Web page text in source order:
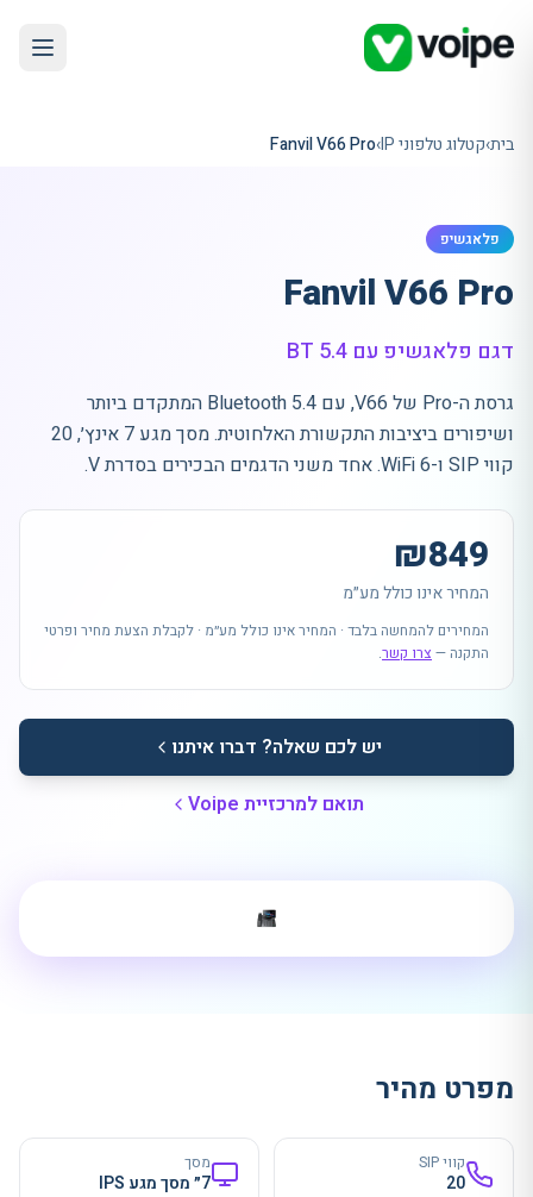
בית›קטלוג טלפוני IP ›
Fanvil V66 Pro
פלאגשיפ
Fanvil V66 Pro
דגם פלאגשיפ עם BT 5.4
גרסת ה-Pro של V66, עם Bluetooth 5.4 המתקדם ביותר
ושיפורים ביציבות התקשורת האלחוטית. מסך מגע 7 אינץ׳, 20
קווי SIP ו-WiFi 6. אחד משני הדגמים הבכירים בסדרת V.
₪849
המחיר אינו כולל מע״מ
המחירים להמחשה בלבד · המחיר אינו כולל מע״מ · לקבלת הצעת מחיר ופרטי
התקנה — צרו קשר.
יש לכם שאלה? דברו איתנו
תואם למרכזיית Voipe
מפרט מהיר
קווי SIP
20
מסך
7״ מסך מגע IPS